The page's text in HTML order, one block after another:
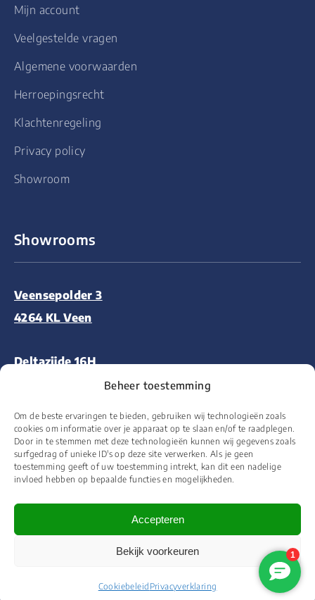
Beheer toestemming
Om de beste ervaringen te bieden, gebruiken wij technologieën zoals
cookies om informatie over je apparaat op te slaan en/of te raadplegen.
Door in te stemmen met deze technologieën kunnen wij gegevens zoals
surfgedrag of unieke ID's op deze site verwerken. Als je geen
toestemming geeft of uw toestemming intrekt, kan dit een nadelige
invloed hebben op bepaalde functies en mogelijkheden.
Accepteren
Bekijk voorkeuren
Cookiebeleid Privacyverklaring
Mijn account
Veelgestelde vragen
Algemene voorwaarden
Herroepingsrecht
Klachtenregeling
Privacy policy
Showroom
Showrooms
Veensepolder 3
4264 KL Veen
Deltazijde 16H
1261 ZM Blaricum
Aalsmeerderweg 227
1432 CM Aalsmeer
Wooms